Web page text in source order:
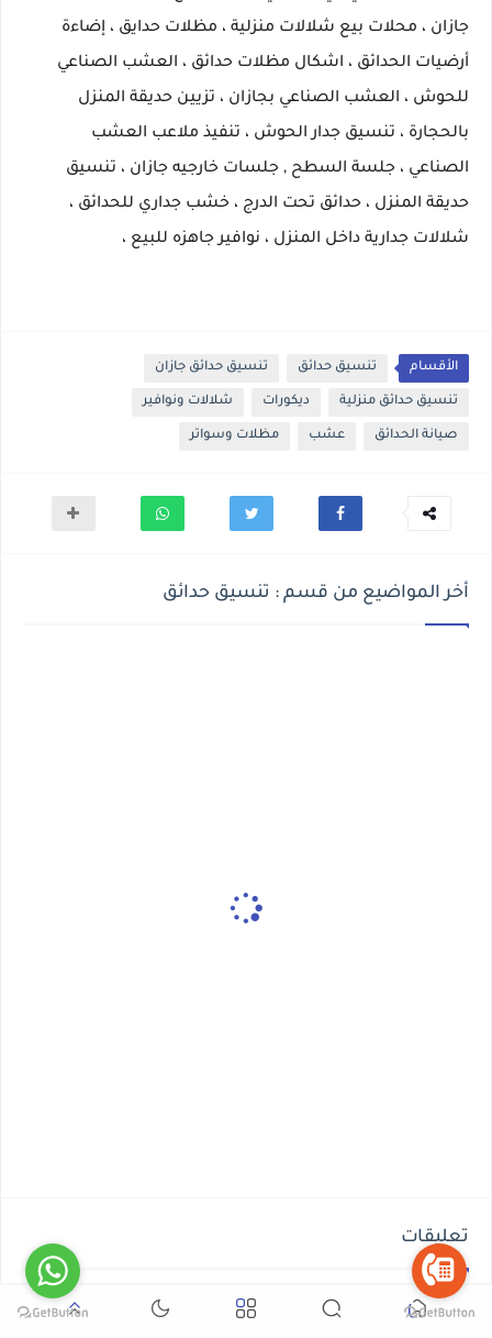
جازان ، محلات بيع شلالات منزلية ، مظلات حدايق ، إضاءة
أرضيات الحدائق ، اشكال مظلات حدائق ، العشب الصناعي
للحوش ، العشب الصناعي بجازان ، تزيين حديقة المنزل
بالحجارة ، تنسيق جدار الحوش ، تنفيذ ملاعب العشب
الصناعي ، جلسة السطح , جلسات خارجيه جازان ، تنسيق
حديقة المنزل ، حدائق تحت الدرج ، خشب جداري للحدائق ،
شلالات جدارية داخل المنزل ، نوافير جاهزه للبيع ،
الأقسام تنسيق حدائق تنسيق حدائق جازان
تنسيق حدائق منزلية ديكورات شلالات ونوافير
صيانة الحدائق عشب مظلات وسواتر
أخر المواضيع من قسم : تنسيق حدائق
تعليقات
ليست هناك تعليقات إرسال تعليق